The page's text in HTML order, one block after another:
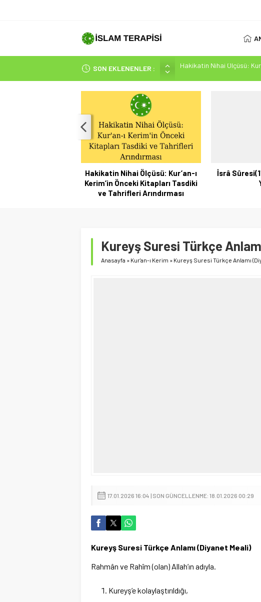
SON EKLENENLER :
Peygamber Müjdesi Mehdi
İsrâ Sûresi(17) 1. Ayet’in 7
Hakikatin Nihai Ölçüsü: Kur’an-ı
Kerim’in Önceki Kitapları Tasdiki
ve Tahrifleri Arındırması
İsrâ
Kureyş Suresi Türkçe
Anasayfa » Kur'an-ı Kerim » Kureyş Suresi Türkçe Anlamı
17.01.2026 16:04 | SON GÜNCELLENME: 18.01.2026 00:29
Kureyş Suresi Türkçe Anlamı (Diyanet Meali)
Rahmân ve Rahîm (olan) Allah’ın adıyla.
Kureyş’e kolaylaştırıldığı,